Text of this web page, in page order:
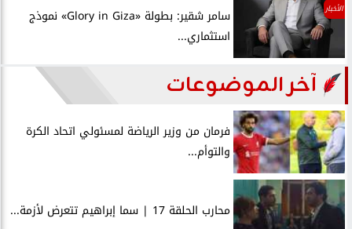
الأخبار
سامر شقير: بطولة «Glory in Giza» نموذج
استثماري...
آخر الموضوعات
فرمان من وزير الرياضة لمسئولي اتحاد الكرة
والتوأم...
محارب الحلقة 17 | سما إبراهيم تتعرض لأزمة...